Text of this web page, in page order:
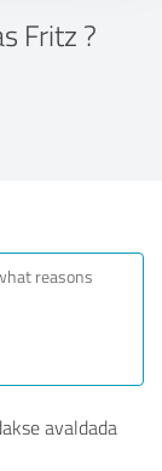
Fritz ?
avaldada